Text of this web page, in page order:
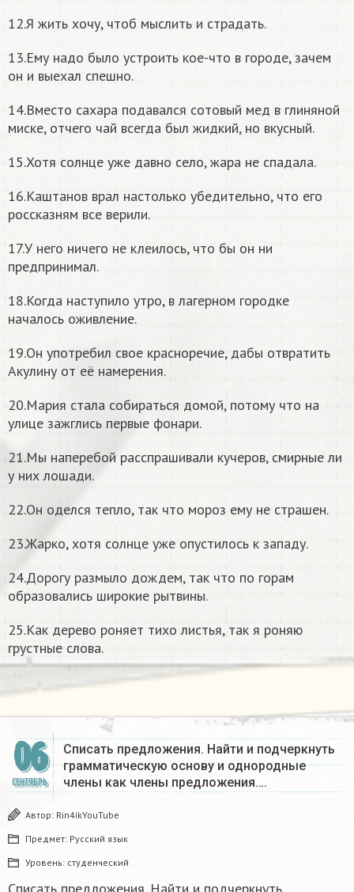
12.Я жить хочу, чтоб мыслить и страдать.
13.Ему надо было устроить кое-что в городе, зачем
он и выехал спешно.
14.Вместо сахара подавался сотовый мед в глиняной
миске, отчего чай всегда был жидкий, но вкусный.
15.Хотя солнце уже давно село, жара не спадала.
16.Каштанов врал настолько убедительно, что его
россказням все верили.
17.У него ничего не клеилось, что бы он ни
предпринимал.
18.Когда наступило утро, в лагерном городке
началось оживление.
19.Он употребил свое красноречие, дабы отвратить
Акулину от её намерения.
20.Мария стала собираться домой, потому что на
улице зажглись первые фонари.
21.Мы наперебой расспрашивали кучеров, смирные ли
у них лошади.
22.Он оделся тепло, так что мороз ему не страшен.
23.Жарко, хотя солнце уже опустилось к западу.
24.Дорогу размыло дождем, так что по горам
образовались широкие рытвины.
25.Как дерево роняет тихо листья, так я роняю
грустные слова.
06
СЕНТЯБРЬ
Списать предложения. Найти и подчеркнуть
грамматическую основу и однородные
члены как члены предложения….
Автор: Rin4ikYouTube
Предмет: Русский язык
Уровень: студенческий